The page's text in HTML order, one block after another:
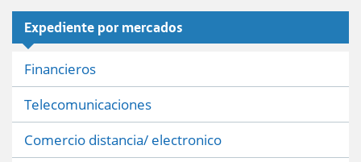
Expediente por mercados
Financieros
Telecomunicaciones
Comercio distancia/ electronico